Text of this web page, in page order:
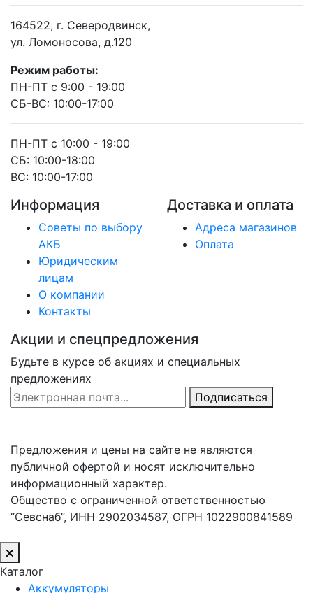
164522, г. Северодвинск,
ул. Ломоносова, д.120
Режим работы:
ПН-ПТ с 9:00 - 19:00
СБ-ВС: 10:00-17:00
ПН-ПТ с 10:00 - 19:00
СБ: 10:00-18:00
ВС: 10:00-17:00
Информация
Советы по выбору
АКБ
Юридическим
лицам
О компании
Контакты
Доставка и оплата
Адреса магазинов
Оплата
Акции и спецпредложения
Будьте в курсе об акциях и специальных
предложениях
Email Address
Подписаться
Предложения и цены на сайте не являются
публичной офертой и носят исключительно
информационный характер.
Общество с ограниченной ответственностью
“Севснаб”, ИНН 2902034587, ОГРН 1022900841589
Каталог
Аккумуляторы